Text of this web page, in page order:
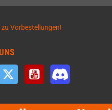
Vorbestellungen!
Twitter YouTube